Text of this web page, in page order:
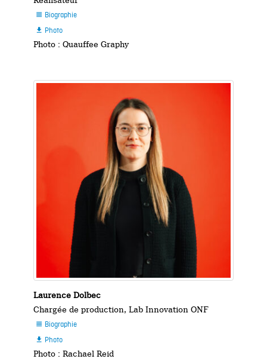
 Biographie
 Photo
Photo : Quauffee Graphy
Laurence Dolbec
Chargée de production, Lab Innovation ONF
 Biographie
 Photo
Photo : Rachael Reid